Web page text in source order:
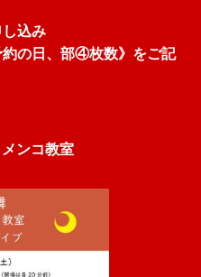
込み
の日、部④枚数》をご記
ンコ教室